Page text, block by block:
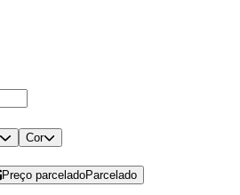
Cor
Preço parceladoParcelado